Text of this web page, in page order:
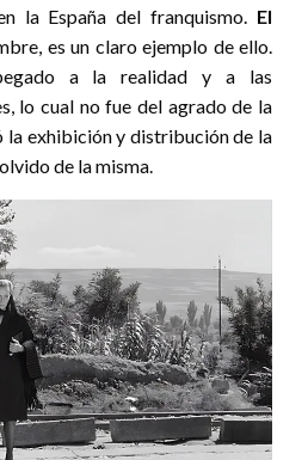
la España del franquismo. El
es un claro ejemplo de ello.
a la realidad y a las
lo cual no fue del agrado de la
la exhibición y distribución de la
de la misma.